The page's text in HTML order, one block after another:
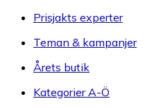
Prisjakts experter
Teman & kampanjer
Årets butik
Kategorier A-Ö